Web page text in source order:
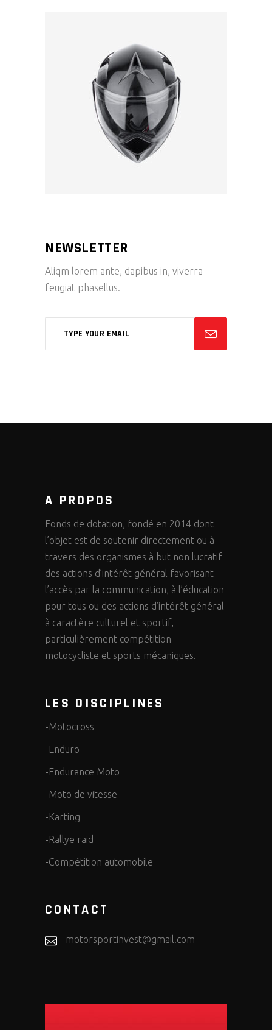
NEWSLETTER
Aliqm lorem ante, dapibus in, viverra
feugiat phasellus.
A PROPOS
Fonds de dotation, fondé en 2014 dont
l’objet est de soutenir directement ou à
travers des organismes à but non lucratif
des actions d’intérêt général favorisant
l’accès par la communication, à l’éducation
pour tous ou des actions d’intérêt général
à caractère culturel et sportif,
particulièrement compétition
motocycliste et sports mécaniques.
LES DISCIPLINES
-Motocross
-Enduro
-Endurance Moto
-Moto de vitesse
-Karting
-Rallye raid
-Compétition automobile
CONTACT
motorsportinvest@gmail.com